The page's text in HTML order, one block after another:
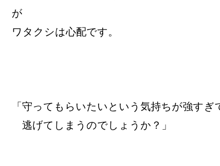
が
ワタクシは心配です。
「守ってもらいたいという気持ちが強すぎ
逃げてしまうのでしょうか？」